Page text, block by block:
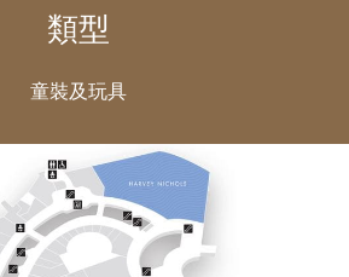
類型
童裝及玩具